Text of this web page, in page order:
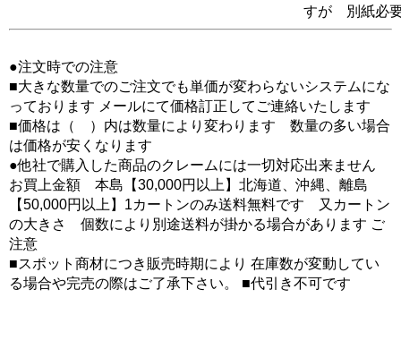
すが 別紙必
●注文時での注意
■大きな数量でのご注文でも単価が変わらないシステムにな
っております メールにて価格訂正してご連絡いたします
■価格は（ ）内は数量により変わります 数量の多い場合
は価格が安くなります
●他社で購入した商品のクレームには一切対応出来ません
お買上金額 本島【30,000円以上】北海道、沖縄、離島
【50,000円以上】1カートンのみ送料無料です 又カートン
の大きさ 個数により別途送料が掛かる場合があります ご
注意
■スポット商材につき販売時期により 在庫数が変動してい
る場合や完売の際はご了承下さい。 ■代引き不可です